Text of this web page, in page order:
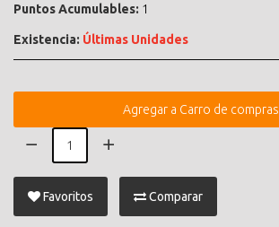
Puntos Acumulables: 1
Existencia: Últimas Unidades
Agregar a Carro de compras
Favoritos Comparar